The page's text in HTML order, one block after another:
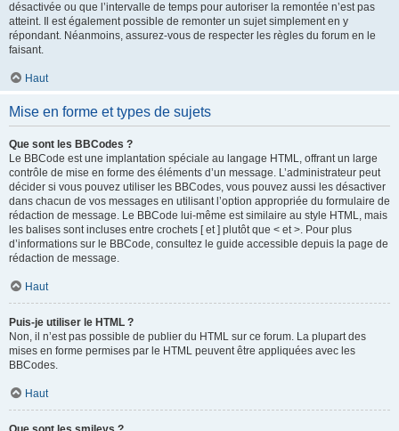
désactivée ou que l’intervalle de temps pour autoriser la remontée n’est pas
atteint. Il est également possible de remonter un sujet simplement en y
répondant. Néanmoins, assurez-vous de respecter les règles du forum en le
faisant.
Haut
Mise en forme et types de sujets
Que sont les BBCodes ?
Le BBCode est une implantation spéciale au langage HTML, offrant un large
contrôle de mise en forme des éléments d’un message. L’administrateur peut
décider si vous pouvez utiliser les BBCodes, vous pouvez aussi les désactiver
dans chacun de vos messages en utilisant l’option appropriée du formulaire de
rédaction de message. Le BBCode lui-même est similaire au style HTML, mais
les balises sont incluses entre crochets [ et ] plutôt que < et >. Pour plus
d’informations sur le BBCode, consultez le guide accessible depuis la page de
rédaction de message.
Haut
Puis-je utiliser le HTML ?
Non, il n’est pas possible de publier du HTML sur ce forum. La plupart des
mises en forme permises par le HTML peuvent être appliquées avec les
BBCodes.
Haut